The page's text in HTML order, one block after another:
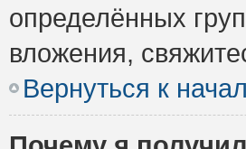
определённых
вложения,
Вернуться к